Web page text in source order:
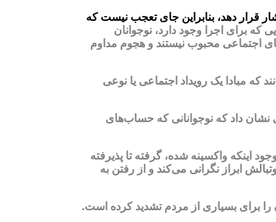
قرار دهد، بنابراین جای تعجب نیست که
که برای اجرا وجود دارد، نوجوانان
اجتماعی محبوب نیستند و هجوم مداوم
که مبادا یک رویداد اجتماعی یا نوعی
مجله نوجوانی نشان داد که نوجوانانی که حساب‌های
است، اما به نظر می‌رسد اضطرابش روز به روز بدتر می‌شود. او نگران همه چیز است، از کووید-۱۹، حتی با وجود اینکه واکسینه شده، گرفته تا پذیرفته
ابراز نگرانی می‌کند و از رفتن به